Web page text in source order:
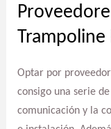
Trampoline
Optar por
consigo una serie
comunicación y la